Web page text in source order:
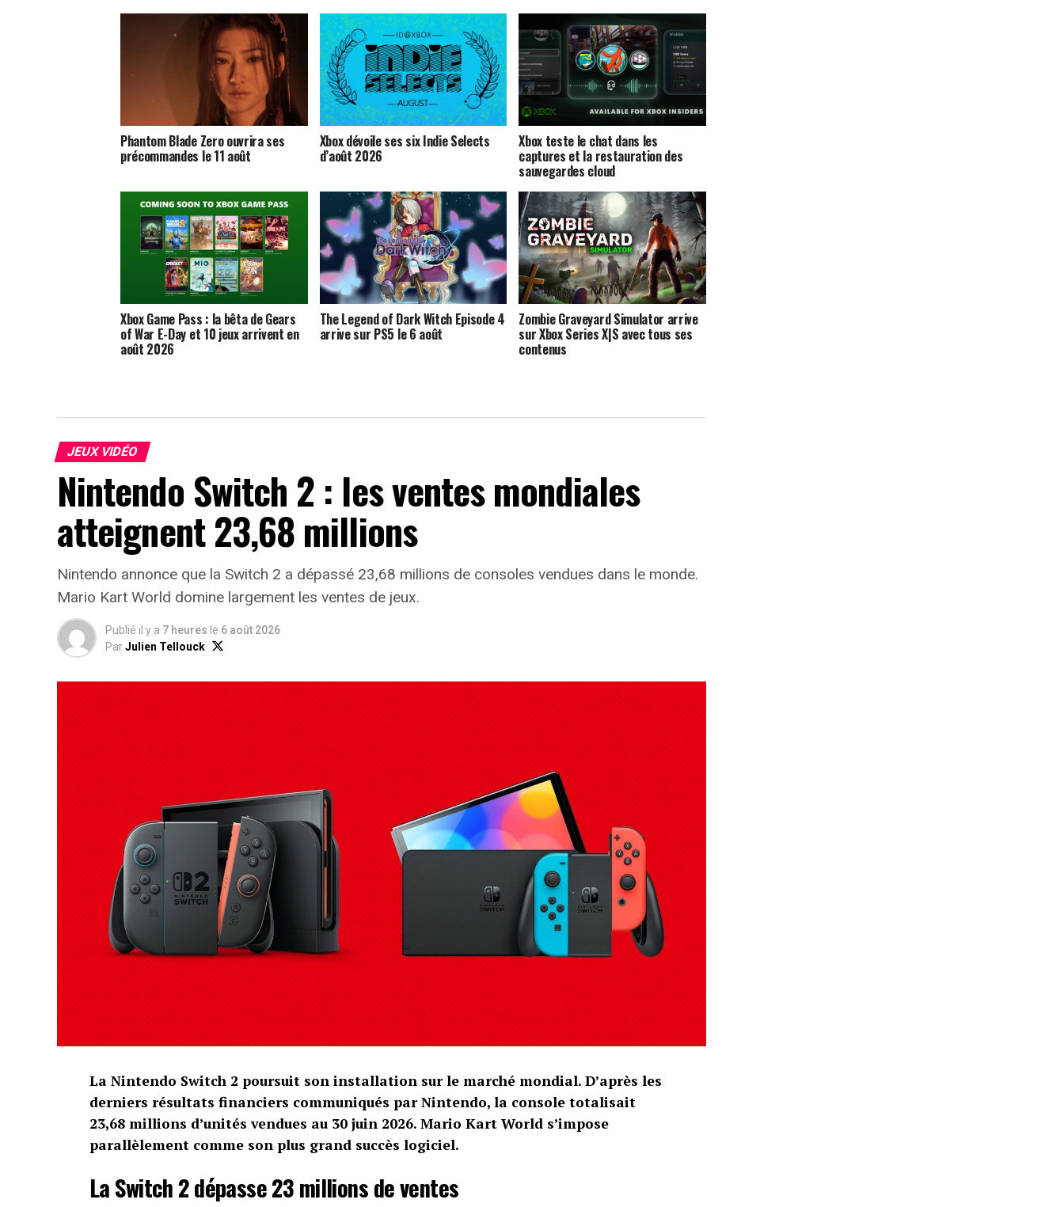
Phantom Blade Zero ouvrira ses
précommandes le 11 août
Xbox dévoile ses six Indie Selects
d’août 2026
Xbox teste le chat dans les
captures et la restauration des
sauvegardes cloud
Xbox Game Pass : la bêta de Gears
of War E-Day et 10 jeux arrivent en
août 2026
The Legend of Dark Witch Episode 4
arrive sur PS5 le 6 août
Zombie Graveyard Simulator arrive
sur Xbox Series X|S avec tous ses
contenus
JEUX VIDÉO
Nintendo Switch 2 : les ventes mondiales
atteignent 23,68 millions
Nintendo annonce que la Switch 2 a dépassé 23,68 millions de consoles vendues dans le monde.
Mario Kart World domine largement les ventes de jeux.
Publié il y a 7 heures le 6 août 2026
ParJulien Tellouck
La Nintendo Switch 2 poursuit son installation sur le marché mondial. D’après les
derniers résultats financiers communiqués par Nintendo, la console totalisait
23,68 millions d’unités vendues au 30 juin 2026. Mario Kart World s’impose
parallèlement comme son plus grand succès logiciel.
La Switch 2 dépasse 23 millions de ventes